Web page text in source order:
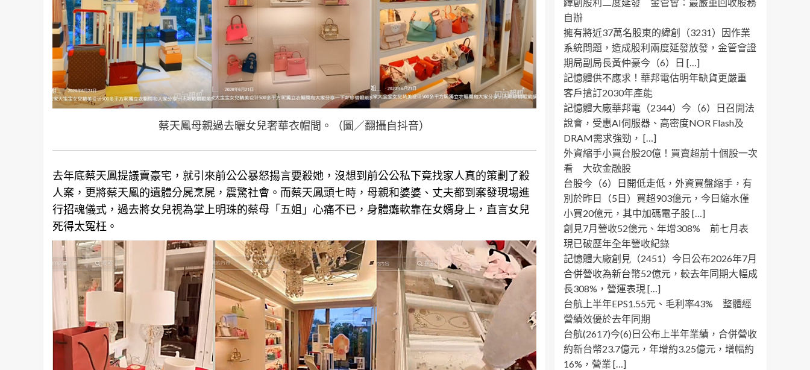
蔡天鳳母親過去曬女兒奢華衣帽間。（圖／翻攝自抖音）
去年底蔡天鳳提議賣豪宅，就引來前公公暴怒揚言要殺她，沒想到前公公私下竟找家人真的策劃 了殺
人案，更將蔡天鳳的遺體分屍烹屍，震驚社會。而蔡天鳳頭七時，母親和婆婆、丈夫都到案發現場進
行招魂儀式，過去將女兒視為掌上明珠的蔡母「五姐」心痛不已，身體癱軟靠在女婿身上，直言女兒
死得太冤枉。
自辦
擁有將近37萬名股東的緯創（3231）因作業
系統問題，造成股利兩度延發放發，金管會證
期局副局長黃仲豪今（6）日 […]
記憶體供不應求！華邦電估明年缺貨更嚴重
客戶搶訂2030年產能
記憶體大廠華邦電（2344）今（6）日召開法
說會，受惠AI伺服器、高密度NOR Flash及
DRAM需求強勁， […]
外資縮手小買台股20億！買賣超前十個股一次
看 大砍金融股
台股今（6）日開低走低，外資買盤縮手，有
別於昨日（5日）買超903億元，今日縮水僅
小買20億元，其中加碼電子股 […]
創見7月營收52億元、年增308% 前七月表
現已破歷年全年營收紀錄
記憶體大廠創見（2451）今日公布2026年7月
合併營收為新台幣52億元，較去年同期大幅成
長308%，營運表現 […]
台航上半年EPS1.55元、毛利率43% 整體經
營績效優於去年同期
台航(2617)今(6)日公布上半年業績，合併營收
約新台幣23.7億元，年增約3.25億元，增幅約
16%，營業 […]